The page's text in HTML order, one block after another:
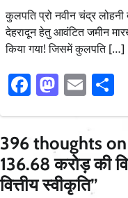
कुलपति प्रो नवीन चंद्र लोहनी
देहरादून हेतु आवंटित जमीन
किया गया! जिसमें कुलपति […]
Facebook
Email
396 thoughts
136.68 करोड़ की
वित्तीय स्वीकृति”